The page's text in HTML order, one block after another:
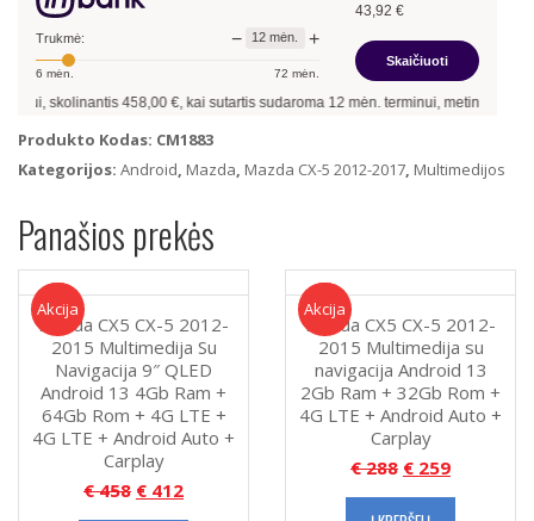
2012-
2015
Multimedija
Navigacija
Android
13
+
128Gb
Rom
4G
Android
Auto
Trukmė: − 12 mėn. +
6 mėn. 72 mėn.
43,92 €
Skaičiuoti
458,00 €, kai sutartis sudaroma12mėn. terminui, metinė palūkanų norma –
Produkto Kodas: CM1883
Kategorijos: Android, Mazda, Mazda CX-5 2012-2017, Multimedijos
Panašios prekės
Akcija
Akcija!
Mazda CX5 CX-5 2012-
2015 Multimedija Su
Navigacija 9″ QLED
Android 13 4Gb Ram +
64Gb Rom + 4G LTE +
4G LTE + Android Auto +
Carplay
€458 € 412
Akcija
Akcija!
Mazda CX5 CX-5 2012-
2015 Multimedija su
navigacija Android 13
2Gb Ram + 32Gb Rom +
4G LTE + Android Auto +
Carplay
€288 € 259